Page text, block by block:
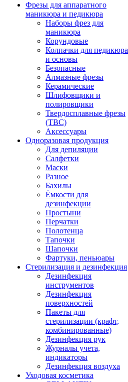
Фрезы для аппаратного
маникюра и педикюра
Наборы фрез для
маникюра
Корундовые
Колпачки для педикюра
и основы
Безопасные
Алмазные фрезы
Керамические
Шлифовщики и
полировщики
Твердосплавные фрезы
(ТВС)
Аксессуары
Одноразовая продукция
Для депиляции
Салфетки
Маски
Разное
Бахилы
Ёмкости для
дезинфекции
Простыни
Перчатки
Полотенца
Тапочки
Шапочки
Фартуки, пеньюары
Стерилизация и дезинфекция
Дезинфекция
инструментов
Дезинфекция
поверхностей
Пакеты для
стерилизации (крафт,
комбинированные)
Дезинфекция рук
Журналы учета,
индикаторы
Дезинфекция воздуха
Уходовая косметика